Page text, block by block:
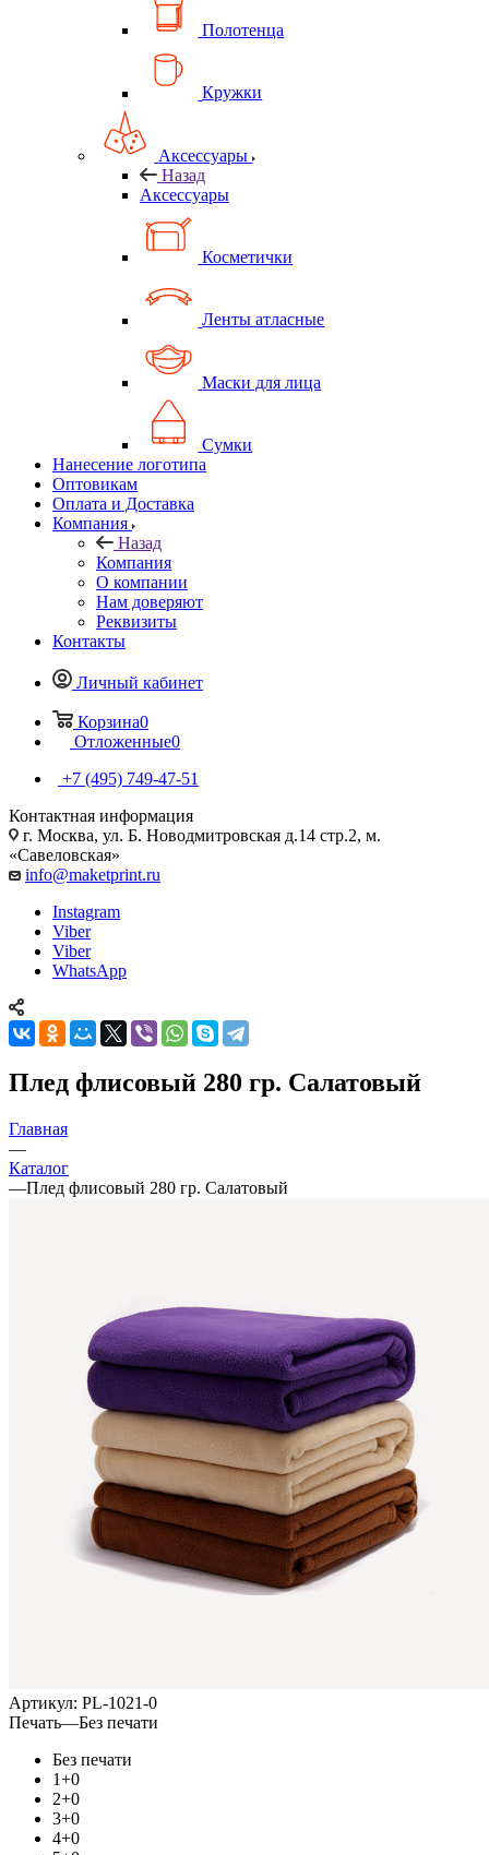
Полотенца
Кружки
Аксессуары
Назад
Аксессуары
Косметички
Ленты атласные
Маски для лица
Сумки
Нанесение логотипа
Оптовикам
Оплата и Доставка
Компания
Назад
Компания
О компании
Нам доверяют
Реквизиты
Контакты
Личный кабинет
Корзина0
Отложенные0
+7 (495) 749-47-51
Контактная информация
г. Москва, ул. Б. Новодмитровская д.14 стр.2, м.
«Савеловская»
info@maketprint.ru
Instagram
Viber
Viber
WhatsApp
Плед флисовый 280 гр. Салатовый
Главная
—
Каталог
—Плед флисовый 280 гр. Салатовый
Артикул: PL-1021-0
Печать—Без печати
Без печати
1+0
2+0
3+0
4+0